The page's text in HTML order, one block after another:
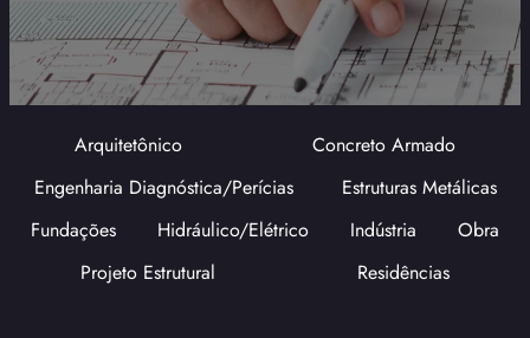
Arquitetônico
Concreto Armado
Engenharia Diagnóstica/Perícias
Estruturas Metálicas
Fundações
Hidráulico/Elétrico Indústria
Obra
Projeto Estrutural
Residências